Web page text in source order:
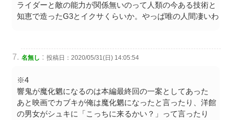
ライダーと敵の能力が関係無いのって人類の今ある技術と
知恵で造ったG3とイクサくらいか。やっぱ唯の人間凄いわ
名無し : 投稿日：2020/05/31(日) 14:05:54
※4
響鬼が魔化魍になるのは本編最終回の一案としてあった
あと映画でカブキが俺は魔化魍になったと言ったり、洋館
の男女がシュキに「こっちに来るかい？」って言ったり